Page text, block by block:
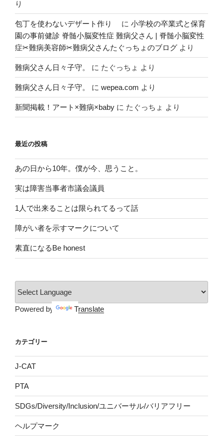
り
包丁を使わないデザート作り に 小学校の卒業式と保育
園の事前健診 脊髄小脳変性症 難病父さん | 脊髄小脳変性
症✂︎難病美容師✂︎難病父さんたぐっちょのブログ より
難病父さん日々子守。 に たぐっちょ より
難病父さん日々子守。 に wepea.com より
新聞掲載！アート×難病×baby に たぐっちょ より
最近の投稿
あの日から10年。僕が今、思うこと。
実は障害当事者市議会議員
1人で出来ることは限られてるって話
障がい者を示すマークについて
素直になるBe honest
Powered by Translate
カテゴリー
J-CAT
PTA
SDGs/Diversity/Inclusion/ユニバーサル/バリアフリー
ヘルプマーク